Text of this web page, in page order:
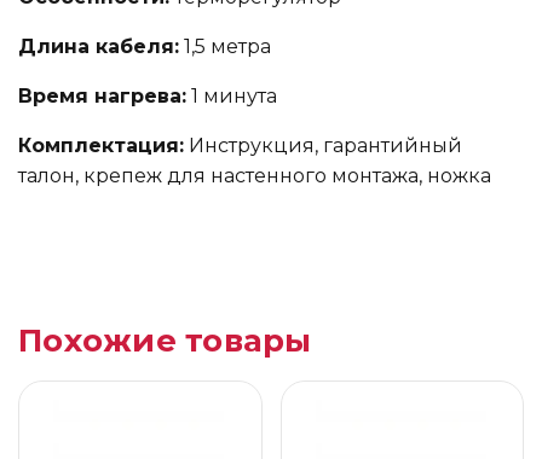
Длина кабеля: 1,5 метра
Время нагрева: 1 минута
Комплектация: Инструкция, гарантийный
талон, крепеж для настенного монтажа, ножка
Похожие товары